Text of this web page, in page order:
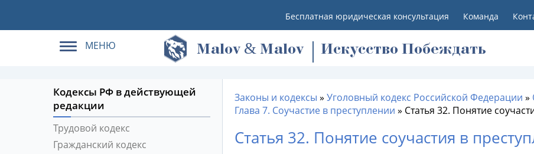
Бесплатная юридическая консультация Команда
МЕНЮ Malov & Malov Искусство Побеждать
Кодексы РФ в действующей
редакции
Трудовой кодекс
Гражданский кодекс
Законы и кодексы » Уголовный кодекс Российской Федерации »
Глава 7. Соучастие в преступлении » Статья 32. Понятие
Статья 32. Понятие соучастия в